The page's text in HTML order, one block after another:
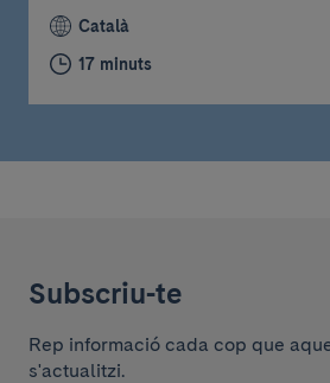
Català
17 minuts
Subscriu-te
Rep informació cada cop que
s'actualitzi.